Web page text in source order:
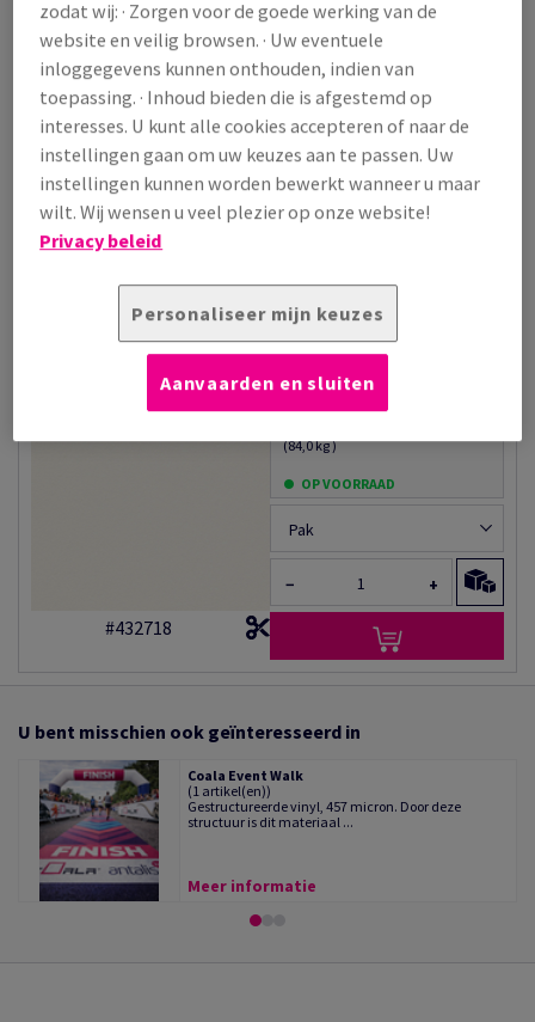
Tijdloze premium positionering
Extra productinformatie
Offsetdruk aanbevolen
Geschikt voor digitale druk
Goede ril- en vouwprestaties
Compatibel met droge
afwerkingen
Hoge dimensionale stabiliteit
ECF-geproduceerd
Milieu informatie:
FSC gecertificeerd, ISO 14001
Toepassingen:
Institutionele communicatie
Corporate en administratieve
documenten
Jaarverslagen
Professionele publicaties
Elegante marketingmaterialen
UITVERKOOP
papier Sensation Tradition Matt gebroken wit 120g
700x1000mm ingeriemd FSC®
#432718
Prijs incl. BTW
€ 478,30
(84,0 kg )
OP VOORRAAD
Pak
− +
U bent misschien ook geïnteresseerd in
Coala Event Walk
(1 artikel(en))
Gestructureerde vinyl, 457 micron. Door deze
structuur is dit materiaal ...
Meer informatie
zodat wij: · Zorgen voor de goede werking van de
website en veilig browsen. · Uw eventuele
inloggegevens kunnen onthouden, indien van
toepassing. · Inhoud bieden die is afgestemd op
interesses. U kunt alle cookies accepteren of naar de
instellingen gaan om uw keuzes aan te passen. Uw
instellingen kunnen worden bewerkt wanneer u maar
wilt. Wij wensen u veel plezier op onze website!
Privacy beleid
Personaliseer mijn keuzes
Aanvaarden en sluiten